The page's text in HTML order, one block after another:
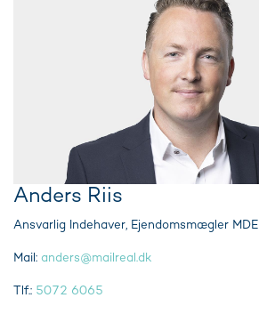
Anders Riis
Ansvarlig Indehaver, Ejendomsmægler MDE
Mail: anders@mailreal.dk
Tlf.: 5072 6065